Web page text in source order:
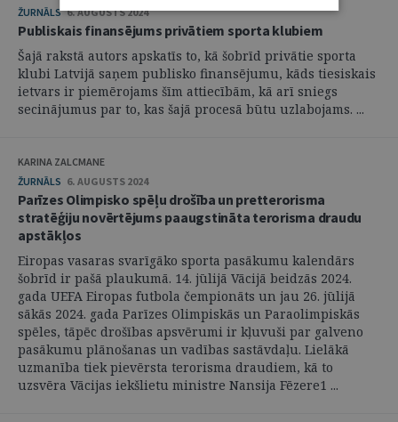
ŽURNĀLS 6. AUGUSTS 2024
Publiskais finansējums privātiem sporta klubiem
Šajā rakstā autors apskatīs to, kā šobrīd privātie sporta
klubi Latvijā saņem publisko finansējumu, kāds tiesiskais
ietvars ir piemērojams šīm attiecībām, kā arī sniegs
secinājumus par to, kas šajā procesā būtu uzlabojams. ...
KARINA ZALCMANE
ŽURNĀLS 6. AUGUSTS 2024
Parīzes Olimpisko spēļu drošība un pretterorisma
stratēģiju novērtējums paaugstināta terorisma draudu
apstākļos
Eiropas vasaras svarīgāko sporta pasākumu kalendārs
šobrīd ir pašā plaukumā. 14. jūlijā Vācijā beidzās 2024.
gada UEFA Eiropas futbola čempionāts un jau 26. jūlijā
sākās 2024. gada Parīzes Olimpiskās un Paraolimpiskās
spēles, tāpēc drošības apsvērumi ir kļuvuši par galveno
pasākumu plānošanas un vadības sastāvdaļu. Lielākā
uzmanība tiek pievērsta terorisma draudiem, kā to
uzsvēra Vācijas iekšlietu ministre Nansija Fēzere1 ...